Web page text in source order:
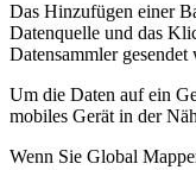
Das Hinzufügen einer
Datenquelle und das
Datensammler
Um die Daten auf ein
mobiles Gerät in der
Wenn Sie Global